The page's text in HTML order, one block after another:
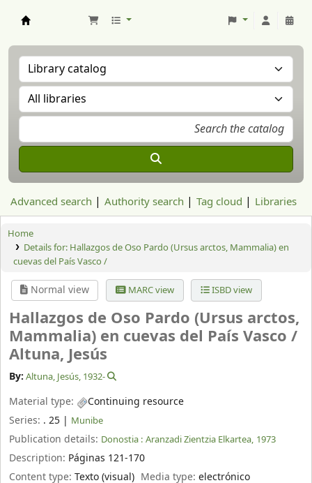
Advanced search Authority search Tag cloud Libraries
Home
Details for: Hallazgos de Oso Pardo (Ursus arctos, Mammalia) en
cuevas del País Vasco /
Normal view MARC view ISBD view
Hallazgos de Oso Pardo (Ursus arctos,
Mammalia) en cuevas del País Vasco /
Altuna, Jesús
By: Altuna, Jesús, 1932-
Material type:
Continuing resource
Series: . 25 | Munibe
Publication details: Donostia : Aranzadi Zientzia Elkartea, 1973
Description: Páginas 121-170
Content type: Texto (visual) Media type:electrónico